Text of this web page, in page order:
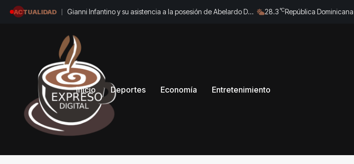
ACTUALIDAD
Gianni Infantino y su asistencia a la posesión de Abelardo De
28.3 °CRepública Dominicana
Inicio Deportes Economía Entretenimiento